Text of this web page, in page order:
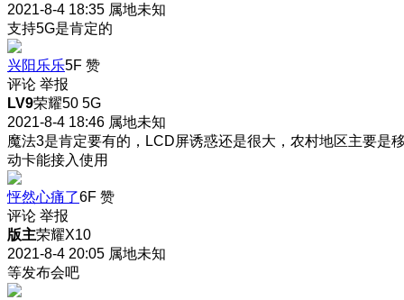
2021-8-4 18:35 属地未知
支持5G是肯定的
兴阳乐乐5F 赞
评论 举报
LV9荣耀50 5G
2021-8-4 18:46 属地未知
魔法3是肯定要有的，LCD屏诱惑还是很大，农村地区主要是
动卡能接入使用
怦然心痛了6F 赞
评论 举报
版主荣耀X10
2021-8-4 20:05 属地未知
等发布会吧